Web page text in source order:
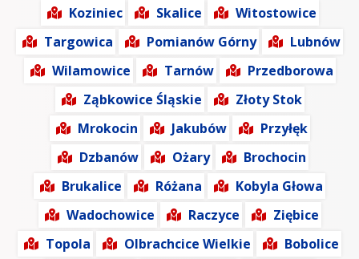
Koziniec Skalice
Witostowice
Targowica
Pomianów Górny
Lubnów
Wilamowice
Tarnów
Przedborowa
Ząbkowice Śląskie
Złoty Stok
Mrokocin
Jakubów
Przyłęk
Dzbanów
Ożary
Brochocin
Brukalice
Różana
Kobyla Głowa
Wadochowice
Raczyce
Ziębice
Topola
Olbrachcice Wielkie
Bobolice